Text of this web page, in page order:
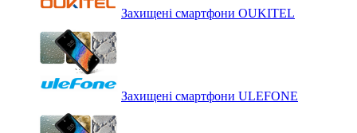
Захищені смартфони OUKITEL
Захищені смартфони ULEFONE